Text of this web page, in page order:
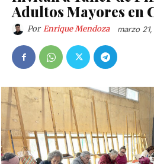
Adultos Mayores en
Por Enrique Mendoza marzo